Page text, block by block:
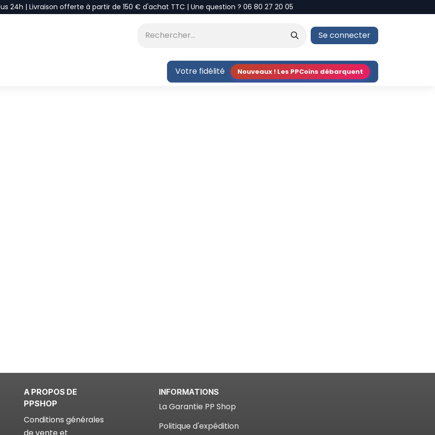
24h | Livraison offerte à partir de 150 € d'achat TTC | Une question ? 06 80 27 20 05
Se connecter
Votre fidélité Nouveaux ! Les PPCoins débarquent
A PROPOS DE
PPSHOP
Conditions générales
INFORMATIONS
La Garantie PP Shop​
Politique d'expédition